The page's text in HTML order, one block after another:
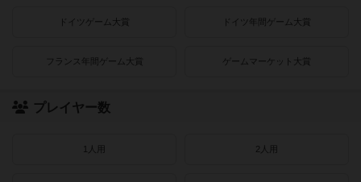
ドイツゲーム大賞 ドイツ年間ゲーム大賞
フランス年間ゲーム大賞 ゲームマーケット大賞
プレイヤー数
1人用 2人用